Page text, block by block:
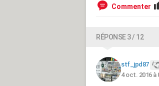
Commenter
RÉPONSE 3 / 12
stf_jpd87
4 oct. 2016 à